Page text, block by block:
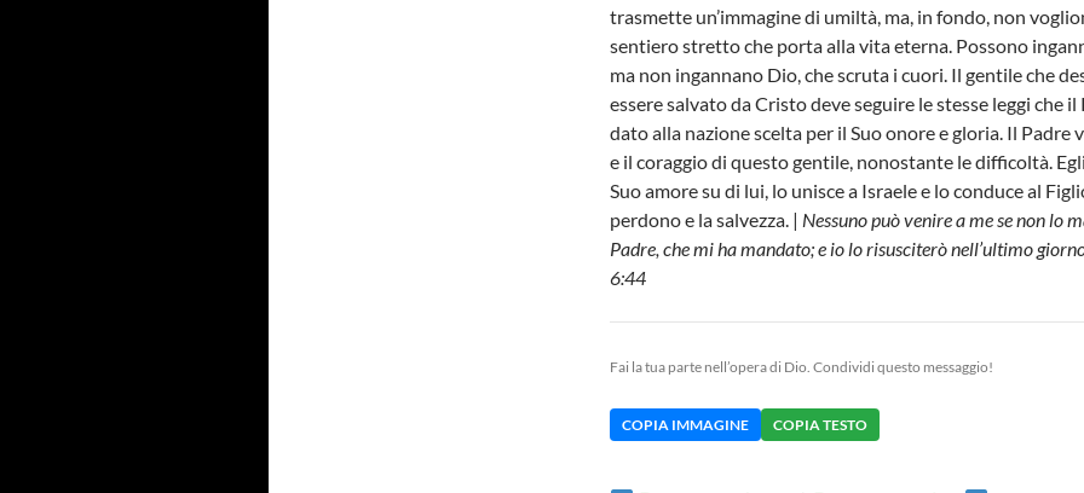
trasmette un’immagine di umiltà, ma, in fondo, non
sentiero stretto che porta alla vita eterna. Possono
ma non ingannano Dio, che scruta i cuori. Il gentile che
essere salvato da Cristo deve seguire le stesse leggi che il
dato alla nazione scelta per il Suo onore e gloria. Il Padre
e il coraggio di questo gentile, nonostante le difficoltà.
Suo amore su di lui, lo unisce a Israele e lo conduce al
perdono e la salvezza. | Nessuno può venire a me se non lo
Padre, che mi ha mandato; e io lo risusciterò nell’ultimo
6:44
Fai la tua parte nell’opera di Dio. Condividi questo messaggio!
COPIA IMMAGINE COPIA TESTO